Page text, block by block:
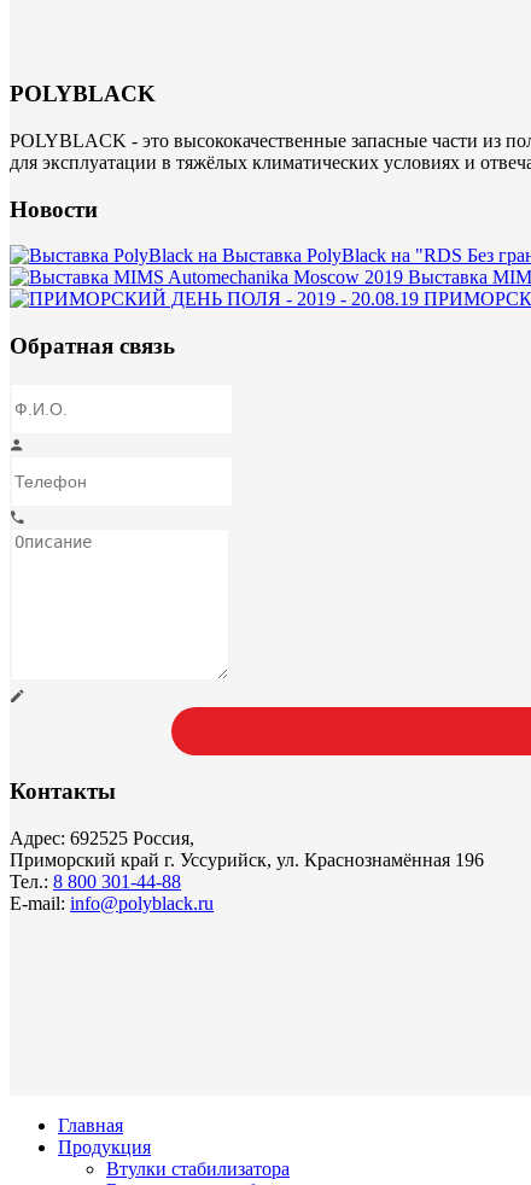
POLYBLACK
POLYBLACK - это высококачественные запасные части из
для эксплуатации в тяжёлых климатических условиях и
Новости
Выставка PolyBlack на "RDS Без
Выставка
Обратная связь
Контакты
Адрес: 692525 Россия,
Приморский край г. Уссурийск, ул. Краснознамённая 196
Тел.: 8 800 301-44-88
E-mail: info@polyblack.ru
Главная
Продукция
Втулки стабилизатора